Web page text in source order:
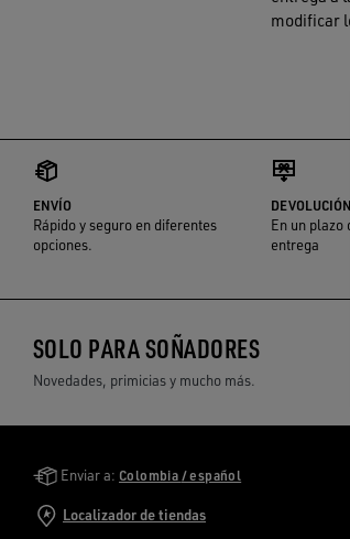
modificar
ENVÍO
Rápido y seguro en diferentes
opciones.
DEVOLUCIÓN
En un plazo
entrega
SOLO PARA SOÑADORES
Novedades, primicias y mucho más.
Golden Goose Services
Enviar a: Colombia / español
Localizador de tiendas